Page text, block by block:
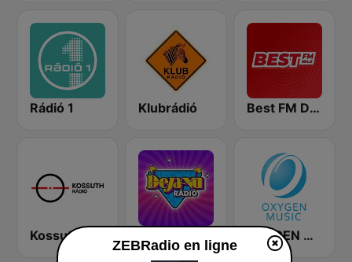
Rádió 1 Klubrádió Best FM Debrecen
OXYGEN MUSIC
ZEBRadio en ligne